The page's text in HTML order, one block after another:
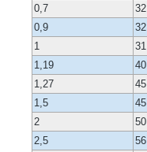
0,7 32
0,9
32
1
31
1,19
40
1,27
45
1,5
45
2
50
2,5
56